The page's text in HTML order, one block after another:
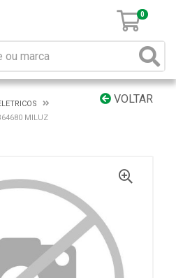
0
VOLTAR
MILUZ